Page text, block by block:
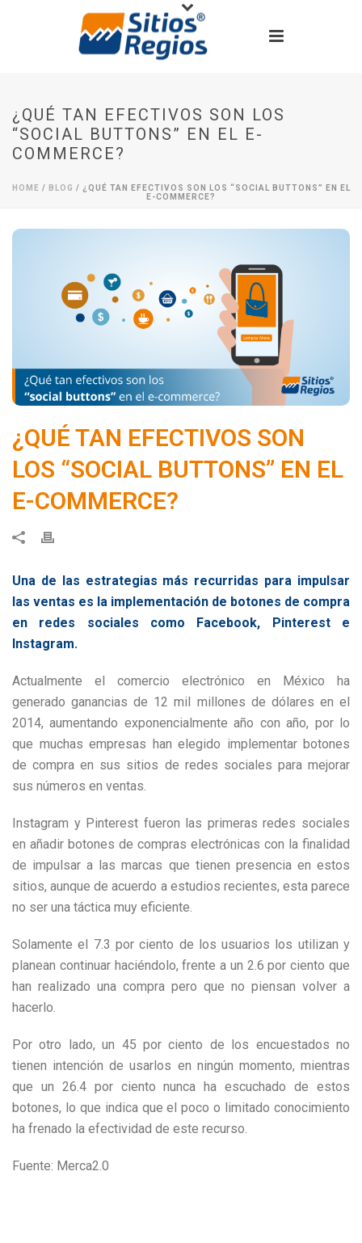
¿QUÉ TAN EFECTIVOS SON LOS
“SOCIAL BUTTONS” EN EL E-
COMMERCE?
HOME / BLOG / ¿QUÉ TAN EFECTIVOS SON LOS “SOCIAL BUTTONS” EN EL
E-COMMERCE?
¿QUÉ TAN EFECTIVOS SON
LOS “SOCIAL BUTTONS” EN EL
E-COMMERCE?
Una de las estrategias más recurridas para impulsar
las ventas es la implementación de botones de compra
en redes sociales como Facebook, Pinterest e
Instagram.
Actualmente el comercio electrónico en México ha
generado ganancias de 12 mil millones de dólares en el
2014, aumentando exponencialmente año con año, por lo
que muchas empresas han elegido implementar botones
de compra en sus sitios de redes sociales para mejorar
sus números en ventas.
Instagram y Pinterest fueron las primeras redes sociales
en añadir botones de compras electrónicas con la finalidad
de impulsar a las marcas que tienen presencia en estos
sitios, aunque de acuerdo a estudios recientes, esta parece
no ser una táctica muy eficiente.
Solamente el 7.3 por ciento de los usuarios los utilizan y
planean continuar haciéndolo, frente a un 2.6 por ciento que
han realizado una compra pero que no piensan volver a
hacerlo.
Por otro lado, un 45 por ciento de los encuestados no
tienen intención de usarlos en ningún momento, mientras
que un 26.4 por ciento nunca ha escuchado de estos
botones, lo que indica que el poco o limitado conocimiento
ha frenado la efectividad de este recurso.
Fuente: Merca2.0